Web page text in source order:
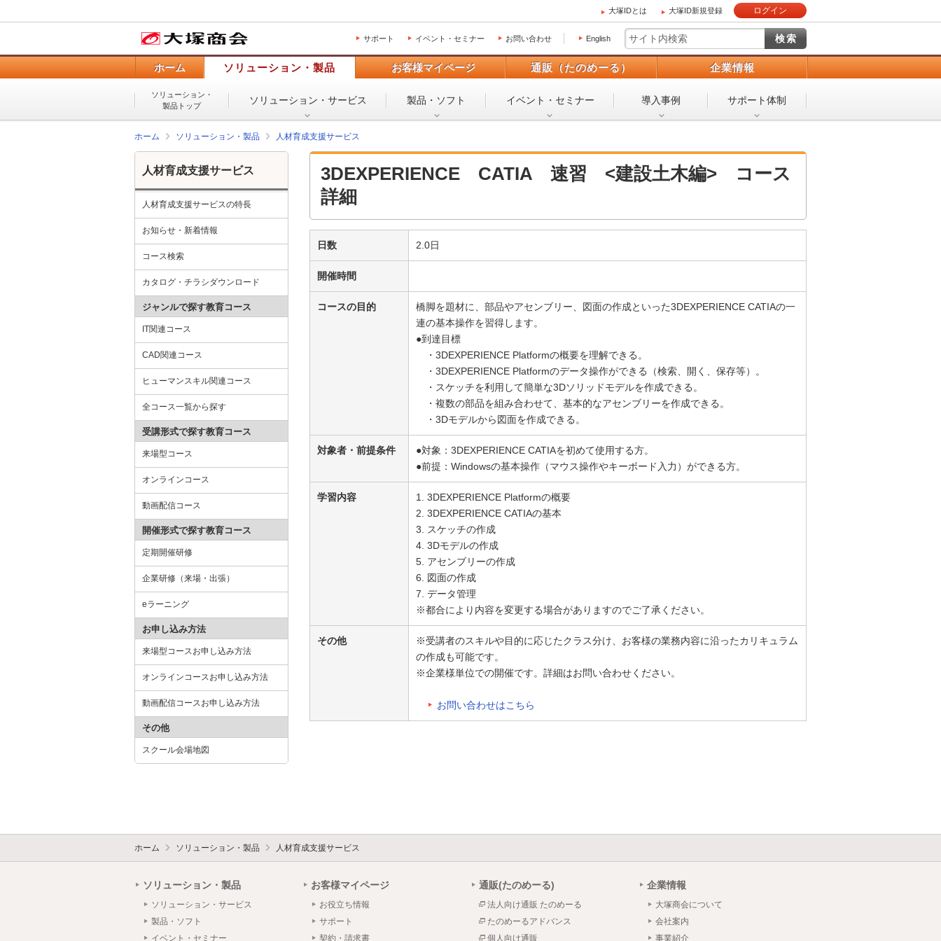
大塚IDとは 大塚ID新規登録 ログイン
サポート イベント・セミナー お問い合わせ English
ホーム ソリューション・製品 お客様マイページ 通販（たのめーる） 企業情報
ソリューション・
製品トップ
ソリューション・ サービス 製品・ソフト イベント・ セミナー 導入事例 サポート体制
ホーム ソリューション・製品 人材育成支援サービス
3DEXPERIENCE CATIA 速習 <建設土木編> コース
詳細
日数 2.0日
開催時間
コースの目的
橋脚を題材に、部品やアセンブリー、図面の作成といった3DEXPERIENCE CATIAの一
連の基本操作を習得します。
●到達目標
・3DEXPERIENCE Platformの概要を理解できる。
・3DEXPERIENCE Platformのデータ操作ができる（検索、開く、保存等）。
・スケッチを利用して簡単な3Dソリッドモデルを作成できる。
・複数の部品を組み合わせて、基本的なアセンブリーを作成できる。
・3Dモデルから図面を作成できる。
対象者・前提条件
●対象：3DEXPERIENCE CATIAを初めて使用する方。
●前提：Windowsの基本操作（マウス操作やキーボード入力）ができる方。
学習内容
1. 3DEXPERIENCE Platformの概要
2. 3DEXPERIENCE CATIAの基本
3. スケッチの作成
4. 3Dモデルの作成
5. アセンブリーの作成
6. 図面の作成
7. データ管理
※都合により内容を変更する場合がありますのでご了承ください。
その他
※受講者のスキルや目的に応じたクラス分け、お客様の業務内容に沿ったカリキュラム
の作成も可能です。
※企業様単位での開催です。詳細はお問い合わせください。
お問い合わせはこちら
人材育成支援サービス
人材育成支援サービスの特長
お知らせ・新着情報
コース検索
カタログ・チラシダウンロード
ジャンルで探す教育コース
IT関連コース
CAD関連コース
ヒューマンスキル関連コース
全コース一覧から探す
受講形式で探す教育コース
来場型コース
オンラインコース
動画配信コース
開催形式で探す教育コース
定期開催研修
企業研修（来場・出張）
eラーニング
お申し込み方法
来場型コースお申し込み方法
オンラインコースお申し込み方法
動画配信コースお申し込み方法
その他
スクール会場地図
ホーム ソリューション・製品 人材育成支援サービス
ソリューション・製品
ソリューション・サービス
製品・ソフト
イベント・セミナー
お客様マイページ
お役立ち情報
サポート
契約・請求書
通販(たのめーる)
法人向け通販 たのめーる
たのめーるアドバンス
個人向け通販
企業情報
大塚商会について
会社案内
事業紹介